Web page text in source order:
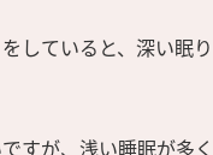
していると、深い眠
すが、浅い睡眠が多